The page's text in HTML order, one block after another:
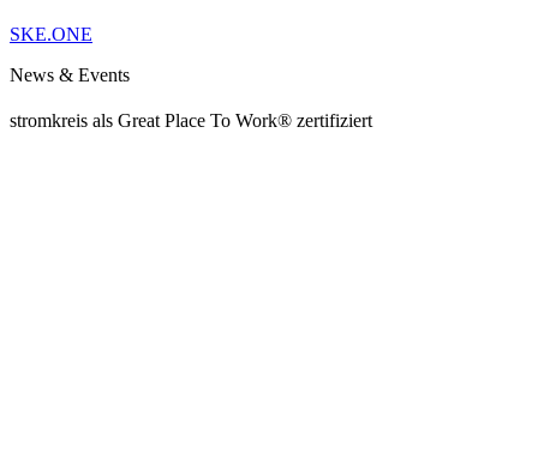
SKE.ONE
News & Events
stromkreis als Great Place To Work® zertifiziert